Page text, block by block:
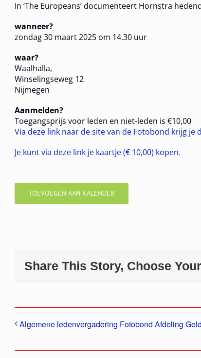
In ‘The Europeans’ documenteert Hornstra
wanneer?
zondag 30 maart 2025 om 14.30 uur
waar?
Waalhalla,
Winselingseweg 12
Nijmegen
Aanmelden?
Toegangsprijs voor leden en niet-leden is €10,00
Via deze link naar de site van de Fotobond krijg
Je kunt via deze link je kaartje (€ 10,00) kopen.
TOEVOEGEN AAN KALENDER
Share This Story, Choose
Algemene ledenvergadering Fotobond Afdeling